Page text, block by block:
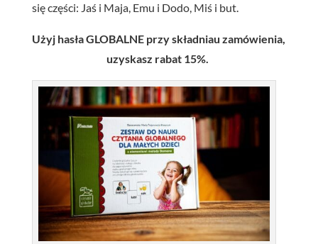
się części: Jaś i Maja, Emu i Dodo, Miś i but.
Użyj hasła GLOBALNE przy składniau zamówienia,
uzyskasz rabat 15%.